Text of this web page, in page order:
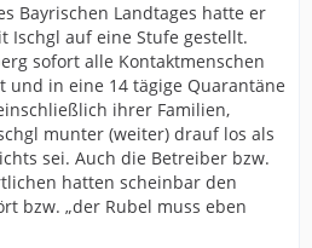
Bayrischen Landtages hatte er
Ischgl auf eine Stufe gestellt.
sofort alle Kontaktmenschen
und in eine 14 tägige Quarantäne
ihrer Familien,
munter (weiter) drauf los als
sei. Auch die Betreiber bzw.
hatten scheinbar den
bzw. „der Rubel muss eben